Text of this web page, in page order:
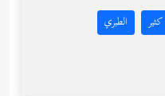
الطبري